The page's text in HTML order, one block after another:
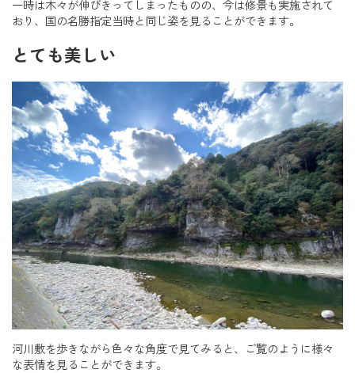
一時は木々が伸びきってしまったものの、今は修景も実施されて
おり、国の名勝指定当時と同じ姿を見ることができます。
とても美しい
河川敷を歩きながら色々な角度で見てみると、ご覧のように様々
な表情を見ることができます。